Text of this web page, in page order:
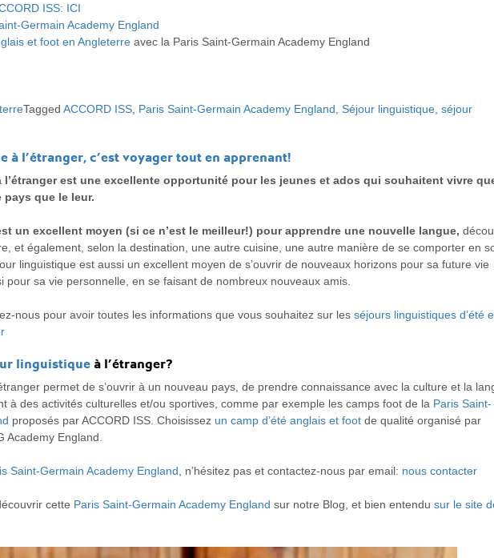
ISS: ICI
Germain Academy England
et foot en Angleterre avec la Paris Saint-Germain Academy England
Tagged ACCORD ISS Paris Saint-Germain Academy England Séjour linguistique séjour
à l’étranger, c’est voyager tout en apprenant!
est une excellente opportunité pour les jeunes et ados qui souhaitent vivre
pays que le leur.
un excellent moyen (si ce n’est le meilleur!) pour apprendre une nouvelle langue,
et également, selon la destination, une autre cuisine, une autre manière de se comporter en
linguistique est aussi un excellent moyen de s’ouvrir de nouveaux horizons pour sa future vie
pour sa vie personnelle, en se faisant de nombreux nouveaux amis.
nous pour avoir toutes les informations que vous souhaitez sur les séjours linguistiques d’été
linguistique à l’étranger?
permet de s’ouvrir à un nouveau pays, de prendre connaissance avec la culture et la
à des activités culturelles et/ou sportives, comme par exemple les camps foot de la Paris Saint-
proposés par ACCORD ISS. Choisissez un camp d’été anglais et foot de qualité organisé par
Academy England.
Saint-Germain Academy England , n’hésitez pas et contactez-nous par email: nous contacter
cette Paris Saint-Germain Academy England sur notre Blog, et bien entendu sur le site